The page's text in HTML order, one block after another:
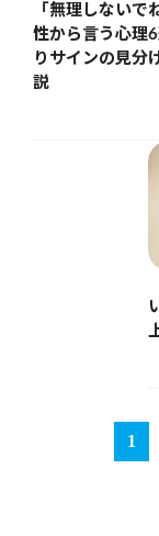
「無理しないで
性から言う心理
りサインの見分
説
1